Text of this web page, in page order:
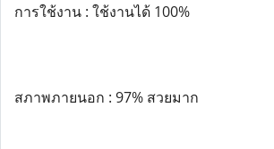
การใช้งาน : ใช้งานได้ 100%
สภาพภายนอก : 97% สวยมาก